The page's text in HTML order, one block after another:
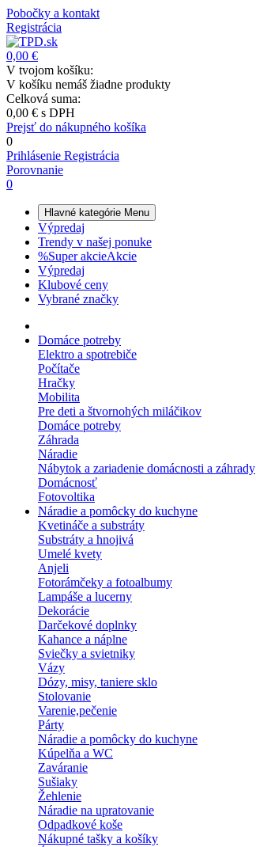
Pobočky a kontakt
Registrácia
0,00 €
V tvojom košíku:
V košíku nemáš žiadne produkty
Celková suma:
0,00 € s DPH
Prejsť do nákupného košíka
0
Prihlásenie Registrácia
Porovnanie
0
Hlavné kategórie Menu
Výpredaj
Trendy v našej ponuke
%Super akcieAkcie
Výpredaj
Klubové ceny
Vybrané značky
Domáce potreby
Elektro a spotrebiče
Počítače
Hračky
Mobilita
Pre deti a štvornohých miláčikov
Domáce potreby
Záhrada
Náradie
Nábytok a zariadenie domácnosti a záhrady
Domácnosť
Fotovoltika
Náradie a pomôcky do kuchyne
Kvetináče a substráty
Substráty a hnojivá
Umelé kvety
Anjeli
Fotorámčeky a fotoalbumy
Lampáše a lucerny
Dekorácie
Darčekové doplnky
Kahance a náplne
Sviečky a svietniky
Vázy
Dózy, misy, taniere sklo
Stolovanie
Varenie,pečenie
Párty
Náradie a pomôcky do kuchyne
Kúpelňa a WC
Zaváranie
Sušiaky
Žehlenie
Náradie na upratovanie
Odpadkové koše
Nákupné tašky a košíky